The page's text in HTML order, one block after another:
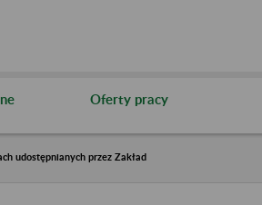
Oferty pracy
udostępnianych przez Zakład